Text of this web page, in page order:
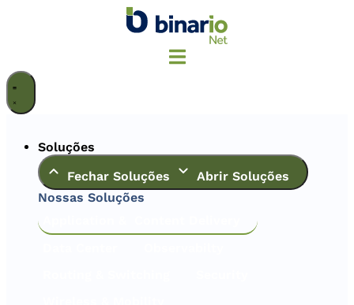
Soluções
Fechar Soluções
Abrir Soluções
Nossas Soluções